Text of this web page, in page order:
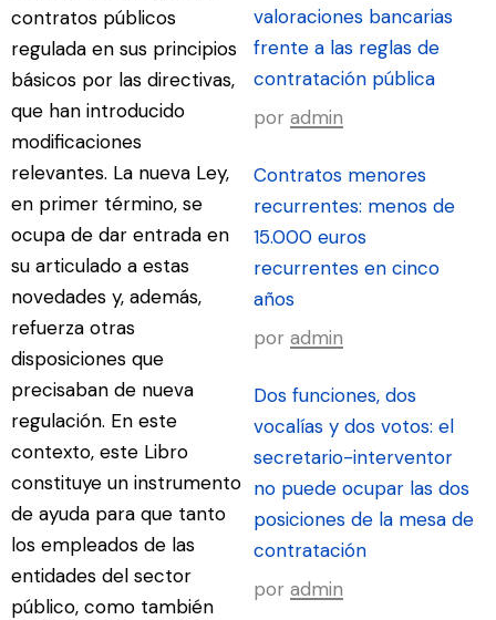
contratos públicos
regulada en sus principios
básicos por las directivas,
que han introducido
modificaciones
relevantes. La nueva Ley,
en primer término, se
ocupa de dar entrada en
su articulado a estas
novedades y, además,
refuerza otras
disposiciones que
precisaban de nueva
regulación. En este
contexto, este Libro
constituye un instrumento
de ayuda para que tanto
los empleados de las
entidades del sector
público, como también
valoraciones bancarias
frente a las reglas de
contratación pública
por admin
Contratos menores
recurrentes: menos de
15.000 euros
recurrentes en cinco
años
por admin
Dos funciones, dos
vocalías y dos votos: el
secretario-interventor
no puede ocupar las dos
posiciones de la mesa de
contratación
por admin